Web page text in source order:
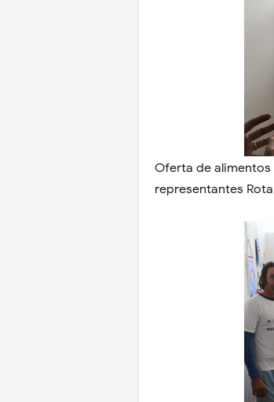
Oferta de alimentos
representantes